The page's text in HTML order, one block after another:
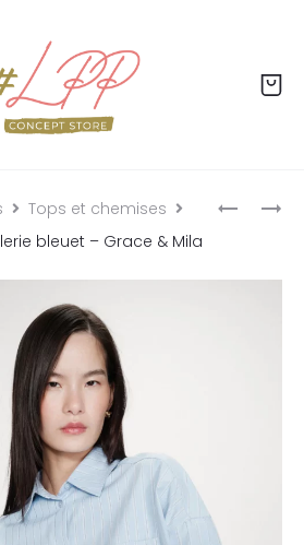
collect gratuit
Tops et chemises
bleuet – Grace & Mila